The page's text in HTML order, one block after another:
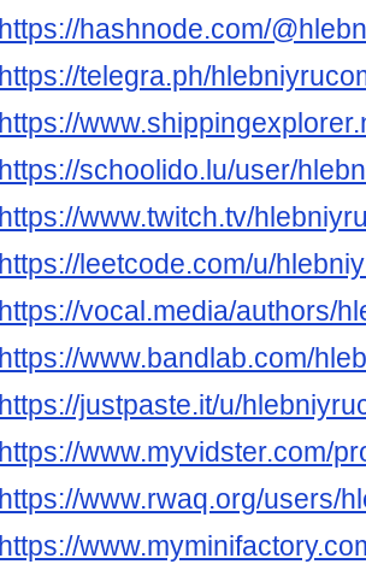
https://hashnode.com/
https://telegra.ph/
https://
https://schoolido.lu/user/
https://www.twitch.tv/
https://leetcode.com/u/
https://vocal.media/authors/
https://www.bandlab.com/
https://justpaste.it/u/
https://www.myvidster.com/
https://www.rwaq.org/users/
https://